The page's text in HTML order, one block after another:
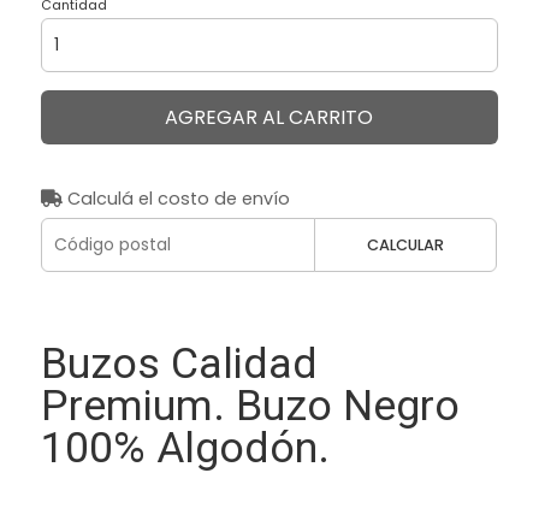
Cantidad
AGREGAR AL CARRITO
Calculá el costo de envío
CALCULAR
Buzos Calidad
Premium. Buzo Negro
100% Algodón.